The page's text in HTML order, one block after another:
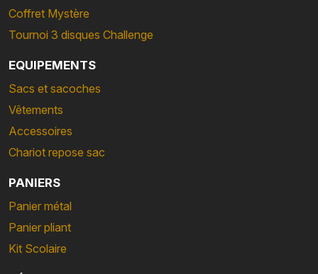
Coffret Mystère
Tournoi 3 disques Challenge
EQUIPEMENTS
Sacs et sacoches
Vêtements
Accessoires
Chariot repose sac
PANIERS
Panier métal
Panier pliant
Kit Scolaire